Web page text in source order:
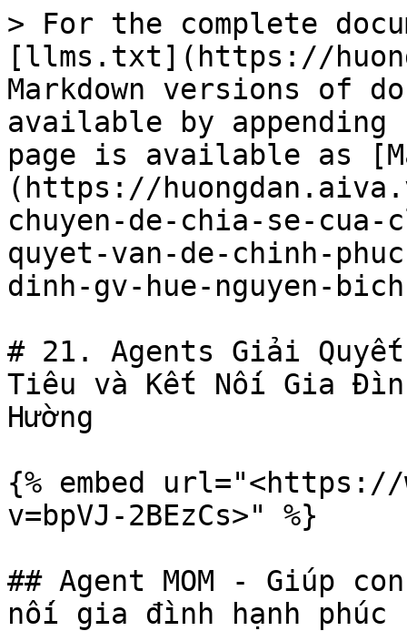
> For the complete
[llms.txt](https://
Markdown versions of
available by
page is available as
(https://
chuyen-de-chia-se-
quyet-van-de-chinh-
dinh-gv-hue-nguyen-
# 21. Agents Giải Quyết
Tiêu và Kết Nối Gia
Hường
{% embed url="<https://
v=bpVJ-2BEzCs>" %}
## Agent MOM - Giúp
nối gia đình hạnh phúc